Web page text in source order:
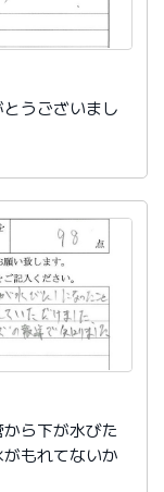
うございまし
ら下が水びた
もれてないか